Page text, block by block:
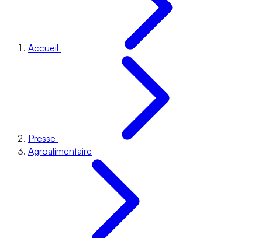
Accueil
Presse
Agroalimentaire